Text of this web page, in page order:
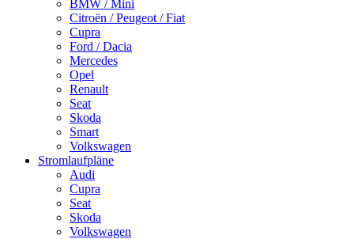
BMW / Mini
Citroën / Peugeot / Fiat
Cupra
Ford / Dacia
Mercedes
Opel
Renault
Seat
Skoda
Smart
Volkswagen
Stromlaufpläne
Audi
Cupra
Seat
Skoda
Volkswagen